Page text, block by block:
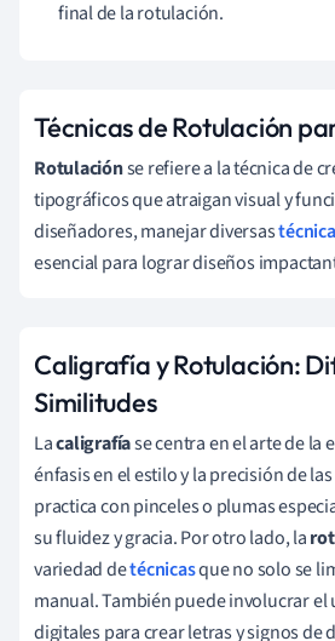
final de la rotulación.
Técnicas de Rotulación
Rotulaciónse refiere a la técnica de
tipográficos que atraigan visual y
diseñadores, manejar diversas
esencial para lograr diseños
Caligrafía y Rotulación:
Similitudes
Lacaligrafíase centra en el arte de la
énfasis en el estilo y la precisión de
practica con pinceles o plumas
su fluidez y gracia. Por otro lado, la
variedad detécnicasque no solo se
manual. También puede involucrar
digitales para crear letras y signos de